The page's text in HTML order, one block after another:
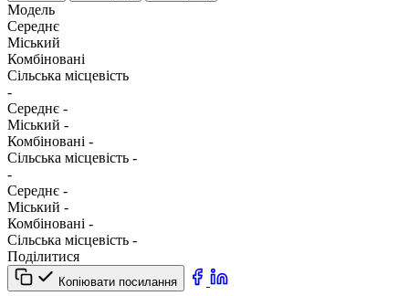
Модель
Середнє
Міський
Комбіновані
Сільська місцевість
-
Середнє -
Міський -
Комбіновані -
Сільська місцевість -
-
Середнє -
Міський -
Комбіновані -
Сільська місцевість -
Поділитися
Копіювати посилання